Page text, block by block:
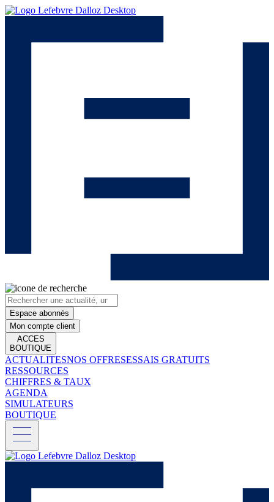
Espace abonnés
Mon compte client
ACCES
BOUTIQUE
ACTUALITESNOS OFFRESESSAIS GRATUITS
RESSOURCES
CHIFFRES & TAUX
AGENDA
SIMULATEURS
BOUTIQUE